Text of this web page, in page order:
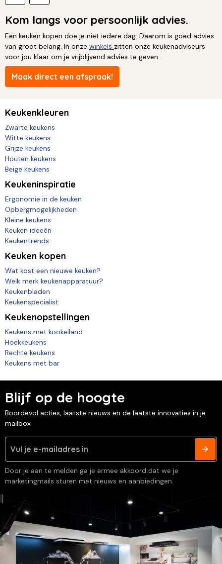
Kom langs voor persoonlijk advies.
Een keuken kopen doe je niet iedere dag. Daarom is goed advies
van groot belang. In onze winkels zitten onze keukenadviseurs
voor jou klaar om je vrijblijvend advies te geven.
Maak direct een afspraak!
Keukenkleuren
Zwarte keukens
Witte keukens
Grijze keukens
Houten keukens
Beige keukens
Keukeninspiratie
Ergonomie in de keuken
Opbergmogelijkheden
Kleine keukens
Keuken ideeën
Keukentrends
Keuken kopen
Wat kost een nieuwe keuken?
Welk merk keukenapparatuur?
Keukenbladen
Keukenspecialist
Keukenopstellingen
Keukens met kookeiland
Hoekkeukens
Rechte keukens
Keukens met bar
Blijf op de hoogte
Boordevol acties, laatste nieuws en de laatste innovaties in je
mailbox
Door je aan te melden ga je ermee akkoord dat we je
marketingmails sturen met nieuws en aanbiedingen.